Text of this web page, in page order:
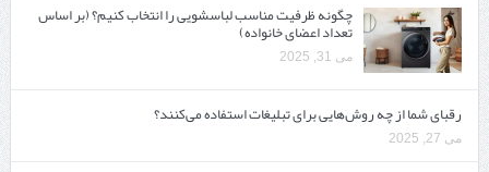
چگونه ظرفیت مناسب لباسشویی را انتخاب کنیم؟ (بر اساس
تعداد اعضای خانواده)
می 31, 2025
رقبای شما از چه روش‌هایی برای تبلیغات استفاده می‌کنند؟
می 27, 2025